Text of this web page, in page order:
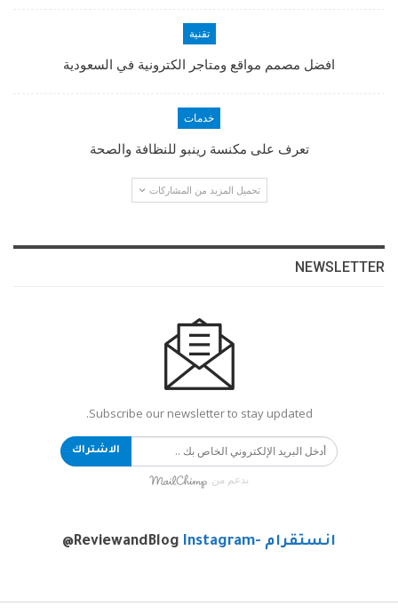
تقنية
افضل مصمم مواقع ومتاجر الكترونية في السعودية
خدمات
تعرف على مكنسة رينبو للنظافة والصحة
تحميل المزيد من المشاركات
NEWSLETTER
Subscribe our newsletter to stay updated.
الاشتراك
بدعم من
انستقرام -Instagram @ReviewandBlog